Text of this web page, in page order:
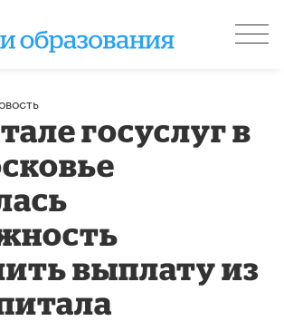
госуслуг в
выплату из